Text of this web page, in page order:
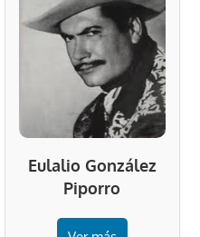
Eulalio González
Piporro